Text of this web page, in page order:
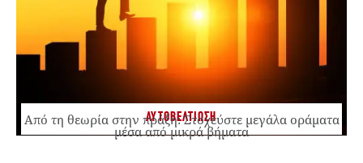
ΑΥΤΟΒΕΛΤΙΩΣΗ
Από τη θεωρία στην πράξη: Στοχεύστε μεγάλα οράματα
μέσα από μικρά βήματα